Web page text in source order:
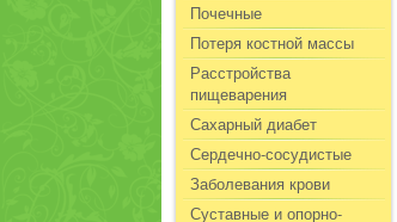
Почечные
Потеря костной массы
Расстройства
пищеварения
Сахарный диабет
Сердечно-сосудистые
Заболевания крови
Суставные и опорно-